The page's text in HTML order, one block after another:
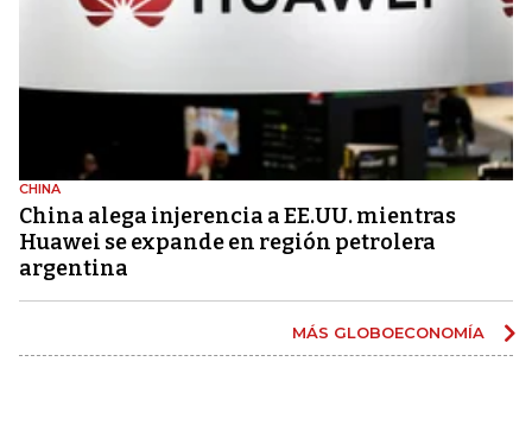
CHINA
China alega injerencia a EE.UU. mientras
Huawei se expande en región petrolera
argentina
MÁS GLOBOECONOMÍA